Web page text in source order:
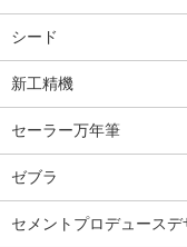
シード
新工精機
セーラー万年筆
ゼブラ
セメントプロデュースデ